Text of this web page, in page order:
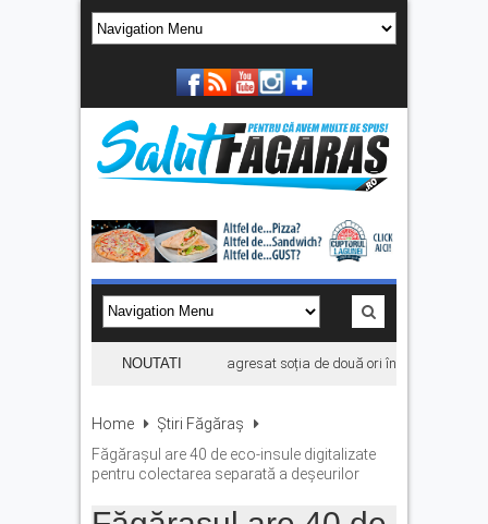
NOUTATI
Victoria, reținut după ce și-ar fi agresat soția de două ori în câteva zile
Home
Știri Făgăraș
Făgărașul are 40 de eco-insule digitalizate
pentru colectarea separată a deșeurilor